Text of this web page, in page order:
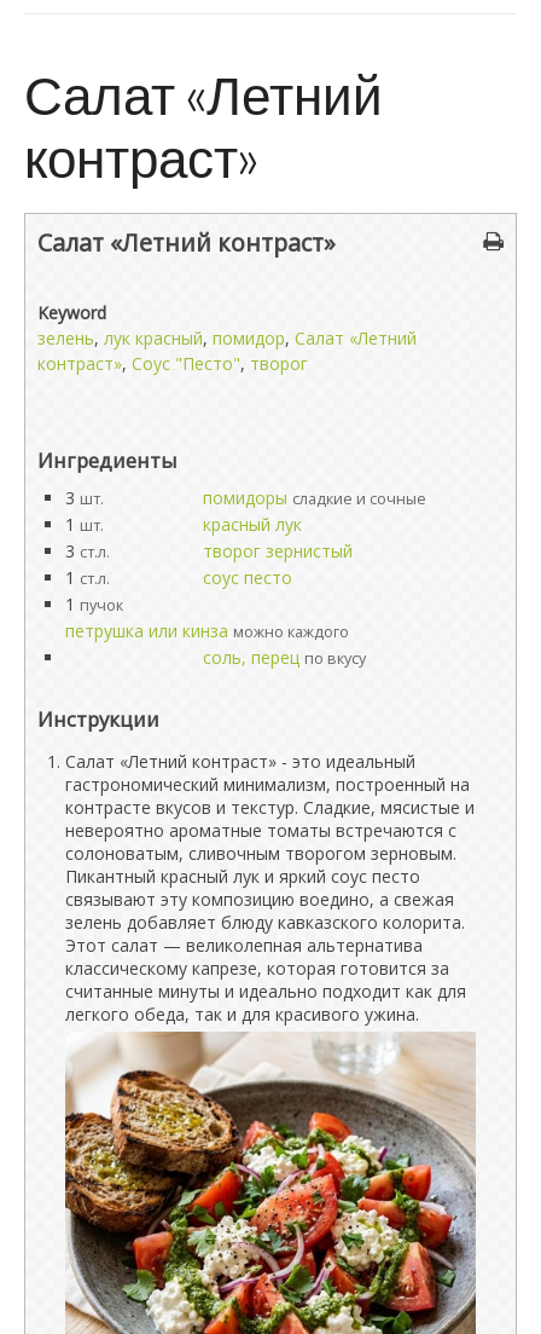
Салат «Летний
контраст»
Салат «Летний контраст»
Keyword
зелень, лук красный, помидор, Салат «Летний
контраст», Соус "Песто", творог
Ингредиенты
3 шт. помидоры сладкие и сочные
1 шт.
красный лук
3 ст.л.
творог зернистый
1 ст.л.
соус песто
1 пучок
петрушка или кинза можно каждого
соль, перец по вкусу
Инструкции
Салат «Летний контраст» - это идеальный
гастрономический минимализм, построенный на
контрасте вкусов и текстур. Сладкие, мясистые и
невероятно ароматные томаты встречаются с
солоноватым, сливочным творогом зерновым.
Пикантный красный лук и яркий соус песто
связывают эту композицию воедино, а свежая
зелень добавляет блюду кавказского колорита.
Этот салат — великолепная альтернатива
классическому капрезе, которая готовится за
считанные минуты и идеально подходит как для
легкого обеда, так и для красивого ужина.